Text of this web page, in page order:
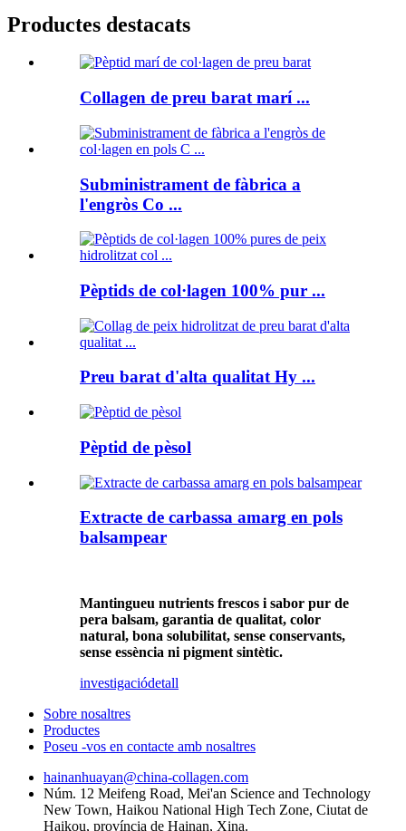
Productes destacats
Collagen de preu barat marí ...
Subministrament de fàbrica a
l'engròs Co ...
Pèptids de col·lagen 100% pur ...
Preu barat d'alta qualitat Hy ...
Pèptid de pèsol
Extracte de carbassa amarg en pols
balsampear
Mantingueu nutrients frescos i sabor pur de
pera balsam, garantia de qualitat, color
natural, bona solubilitat, sense conservants,
sense essència ni pigment sintètic.
investigaciódetall
Sobre nosaltres
Productes
Poseu -vos en contacte amb nosaltres
hainanhuayan@china-collagen.com
Núm. 12 Meifeng Road, Mei'an Science and Technology
New Town, Haikou National High Tech Zone, Ciutat de
Haikou, província de Hainan, Xina.